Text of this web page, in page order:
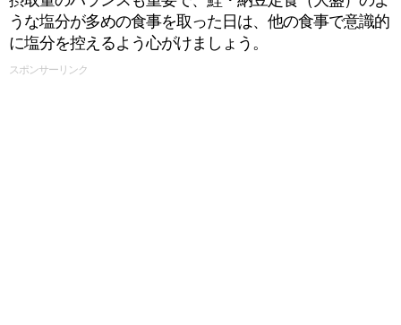
うな塩分が多めの食事を取った日は、他の食事で意識的
に塩分を控えるよう心がけましょう。
スポンサーリンク